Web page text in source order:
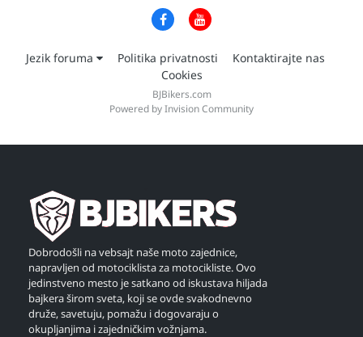
Jezik foruma Politika privatnosti
Kontaktirajte nas
Cookies
BJBikers.com
Powered by Invision Community
Dobrodošli na vebsajt naše moto zajednice,
napravljen od motociklista za motocikliste. Ovo
jedinstveno mesto je satkano od iskustava hiljada
bajkera širom sveta, koji se ovde svakodnevno
druže, savetuju, pomažu i dogovaraju o
okupljanjima i zajedničkim vožnjama.